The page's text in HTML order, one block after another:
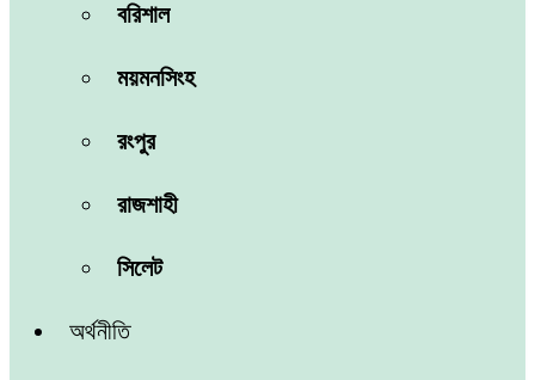
বরিশাল
ময়মনসিংহ
রংপুর
রাজশাহী
সিলেট
অর্থনীতি